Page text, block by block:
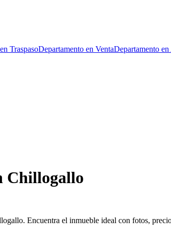
TraspasoDepartamento en VentaDepartamento
Chillogallo
Encuentra el inmueble ideal con fotos,